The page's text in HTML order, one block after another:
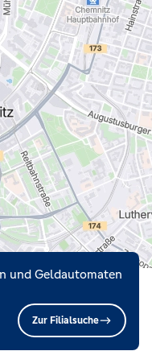
und Geldautomaten
Zur Filialsuche